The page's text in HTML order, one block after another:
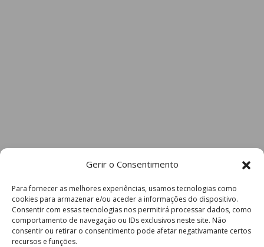
Gerir o Consentimento
Para fornecer as melhores experiências, usamos tecnologias como
cookies para armazenar e/ou aceder a informações do dispositivo.
Consentir com essas tecnologias nos permitirá processar dados, como
comportamento de navegação ou IDs exclusivos neste site. Não
consentir ou retirar o consentimento pode afetar negativamante certos
recursos e funções.